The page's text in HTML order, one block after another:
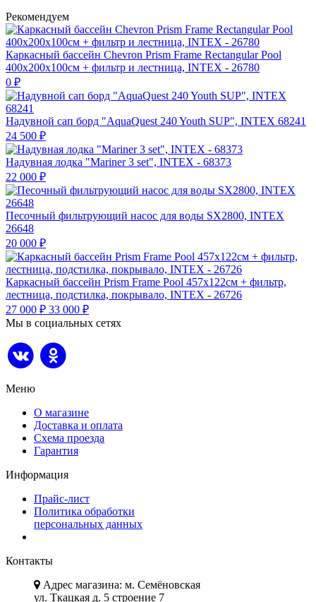
Рекомендуем
Каркасный бассейн Chevron Prism Frame Rectangular Pool
400х200х100см + фильтр и лестница, INTEX - 26780
0 ₽
Надувной сап борд "AquaQuest 240 Youth SUP", INTEX 68241
24 500 ₽
Надувная лодка "Mariner 3 set", INTEX - 68373
22 000 ₽
Песочный фильтрующий насос для воды SX2800, INTEX
26648
20 000 ₽
Каркасный бассейн Prism Frame Pool 457х122см + фильтр,
лестница, подстилка, покрывало, INTEX - 26726
27 000 ₽ 33 000 ₽
Мы в социальных сетях
Меню
О магазине
Доставка и оплата
Схема проезда
Гарантия
Информация
Прайс-лист
Политика обработки
персональных данных
Контакты
Адрес магазина: м. Семёновская
ул. Ткацкая д. 5 строение 7